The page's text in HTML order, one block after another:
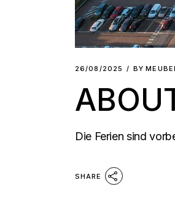
26/08/2025 BY
Die Ferien sind
SHARE